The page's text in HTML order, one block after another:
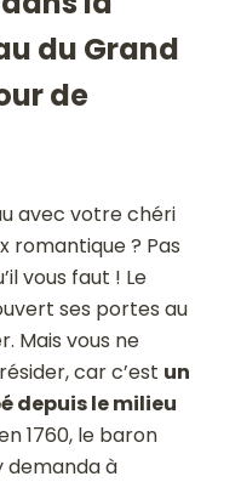
du Grand
de
avec votre chéri
romantique ? Pas
vous faut ! Le
ses portes au
Mais vous ne
car c’est un
depuis le milieu
1760, le baron
demanda à